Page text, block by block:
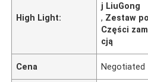
High Light:
j LiuGong
, Zestaw
Części
cją
Cena Negotiated